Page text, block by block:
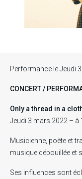
Performance le Jeudi
CONCERT /
Only a thread in a
Jeudi 3 mars 2022 – à
Musicienne, poète et
musique dépouillée et
Ses influences sont